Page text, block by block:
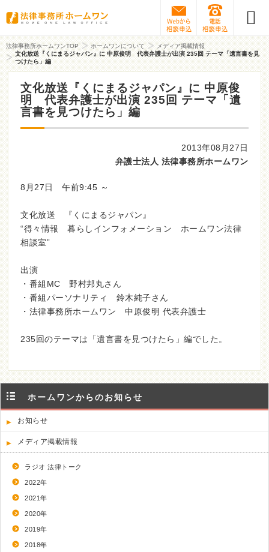
Webから相談予約
法律事務所ホームワンTOP ホームワンについて
メディア掲載情報
文化放送『くにまるジャパン』に 中原俊明 代表弁護士が出演 235回 テーマ「遺言書を見
つけたら」編
文化放送『くにまるジャパン』に 中原俊
明 代表弁護士が出演 235回 テーマ「遺
言書を見つけたら」編
2013年08月27日
弁護士法人 法律事務所ホームワン
8月27日 午前9:45 ～
文化放送 『くにまるジャパン』
“得々情報 暮らしインフォメーション ホームワン法律
相談室”
出演
・番組MC 野村邦丸さん
・番組パーソナリティ 鈴木純子さん
・法律事務所ホームワン 中原俊明 代表弁護士
235回のテーマは「遺言書を見つけたら」編でした。
ホームワンからのお知らせ
お知らせ
メディア掲載情報
ラジオ 法律トーク
2022年
2021年
2020年
2019年
2018年